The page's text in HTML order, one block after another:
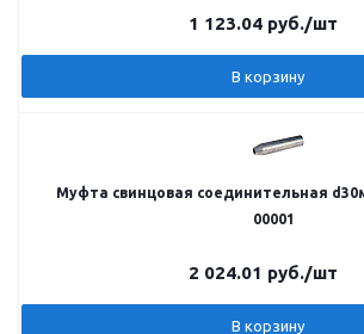
1 123.04 руб./шт
В корзину
Муфта свинцовая соединительная
00001
2 024.01 руб./шт
В корзину